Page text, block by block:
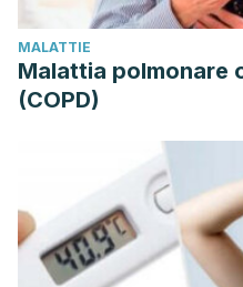
MALATTIE
Malattia polmonare
(COPD)